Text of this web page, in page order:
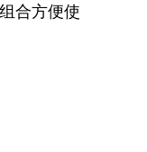
合方便使